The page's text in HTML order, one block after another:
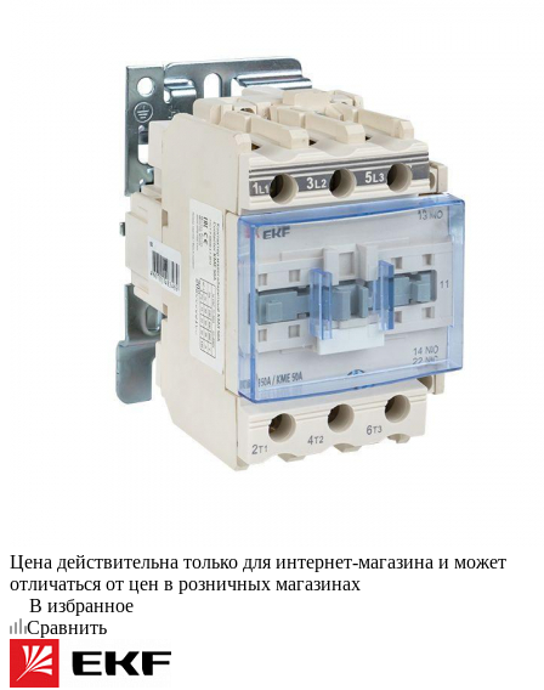
Цена действительна только для интернет-магазина и может
отличаться от цен в розничных магазинах
В избранное
Сравнить